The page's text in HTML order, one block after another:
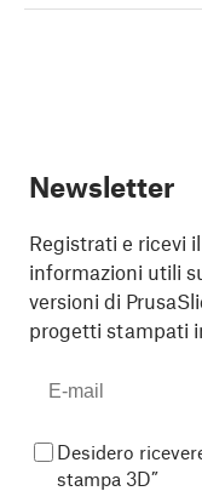
Newsletter
Registrati e ricevi
informazioni utili
versioni di
progetti stampati
Desidero
stampa 3D”